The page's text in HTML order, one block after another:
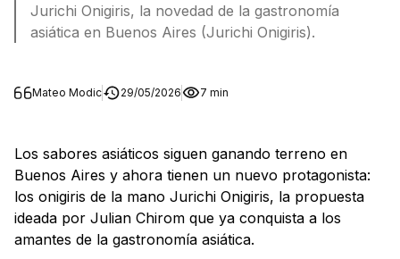
Jurichi Onigiris, la novedad de la gastronomía
asiática en Buenos Aires (Jurichi Onigiris).
Mateo Modic 29/05/2026 7 min
Los sabores asiáticos siguen ganando terreno en
Buenos Aires y ahora tienen un nuevo protagonista:
los onigiris de la mano Jurichi Onigiris, la propuesta
ideada por Julian Chirom que ya conquista a los
amantes de la gastronomía asiática.